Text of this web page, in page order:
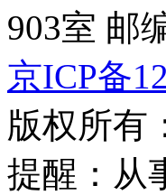
903室 邮
京ICP备
版权所有
提醒：从